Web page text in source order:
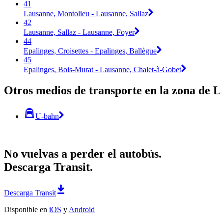
41
Lausanne, Montolieu - Lausanne, Sallaz
42
Lausanne, Sallaz - Lausanne, Foyer
44
Epalinges, Croisettes - Epalinges, Ballègue
45
Epalinges, Bois-Murat - Lausanne, Chalet-à-Gobet
Otros medios de transporte en la zona de
U-bahn
No vuelvas a perder el autobús.
Descarga Transit.
Descarga Transit
Disponible en iOS y Android